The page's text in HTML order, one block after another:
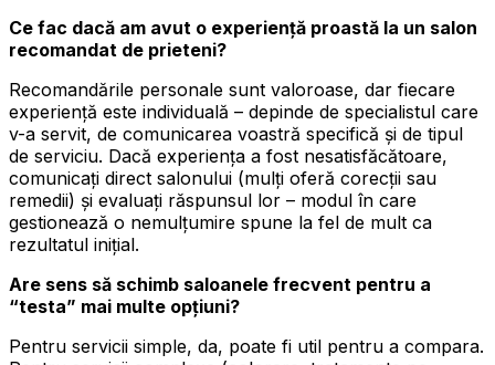
Ce fac dacă am avut o experiență proastă la un salon
recomandat de prieteni?
Recomandările personale sunt valoroase, dar fiecare
experiență este individuală – depinde de specialistul care
v-a servit, de comunicarea voastră specifică și de tipul
de serviciu. Dacă experiența a fost nesatisfăcătoare,
comunicați direct salonului (mulți oferă corecții sau
remedii) și evaluați răspunsul lor – modul în care
gestionează o nemulțumire spune la fel de mult ca
rezultatul inițial.
Are sens să schimb saloanele frecvent pentru a
“testa” mai multe opțiuni?
Pentru servicii simple, da, poate fi util pentru a compara.